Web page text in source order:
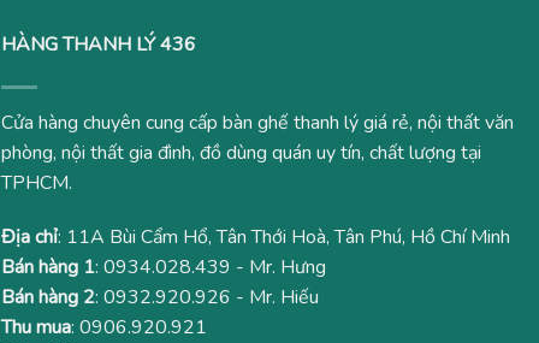
HÀNG THANH LÝ 436
Cửa hàng chuyên cung cấp bàn ghế thanh lý giá rẻ, nội thất văn
phòng, nội thất gia đình, đồ dùng quán uy tín, chất lượng tại
TPHCM.
Địa chỉ: 11A Bùi Cẩm Hổ, Tân Thới Hoà, Tân Phú, Hồ Chí Minh
Bán hàng 1: 0934.028.439 - Mr. Hưng
Bán hàng 2: 0932.920.926 - Mr. Hiếu
Thu mua: 0906.920.921